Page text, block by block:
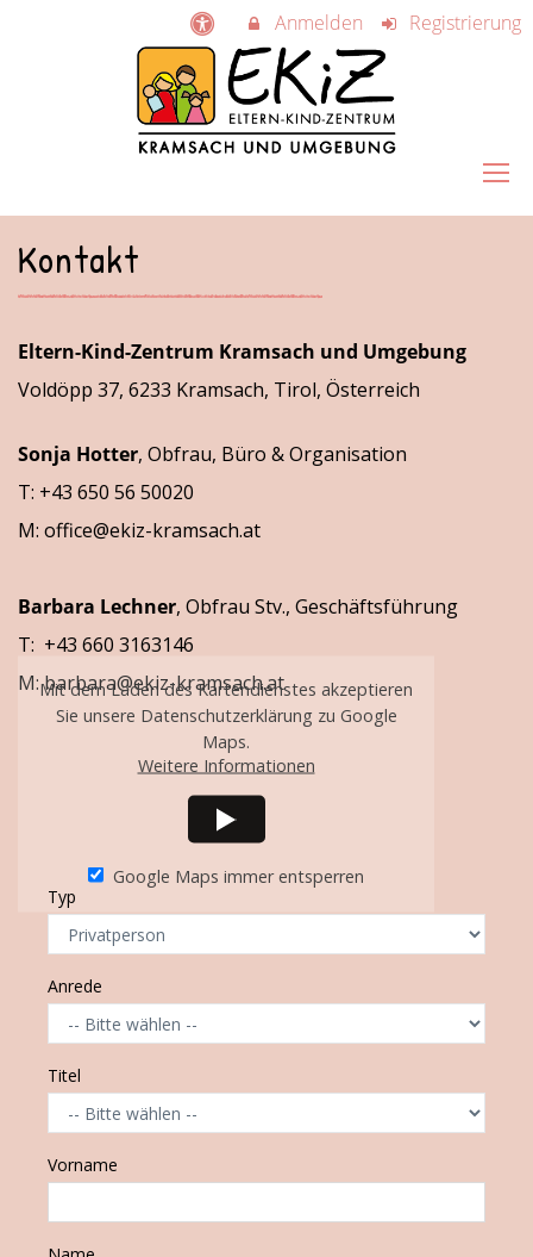
Anmelden Registrierung
Kontakt
Eltern-Kind-Zentrum Kramsach und Umgebung
Voldöpp 37, 6233 Kramsach, Tirol, Österreich
Sonja Hotter, Obfrau, Büro & Organisation
T: +43 650 56 50020
M: office@ekiz-kramsach.at
Barbara Lechner, Obfrau Stv., Geschäftsführung
T: +43 660 3163146
M:barbara@ekiz-kramsach.at
Mit dem Laden des Kartendienstes akzeptieren
Sie unsere Datenschutzerklärung zu Google
Maps.
Weitere Informationen
Google Maps immer entsperren
Typ
Anrede
Titel
Vorname